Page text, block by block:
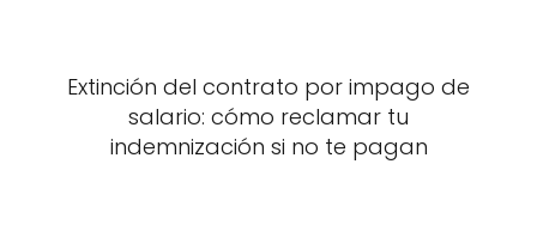
Extinción del contrato por impago de
salario: cómo reclamar tu
indemnización si no te pagan